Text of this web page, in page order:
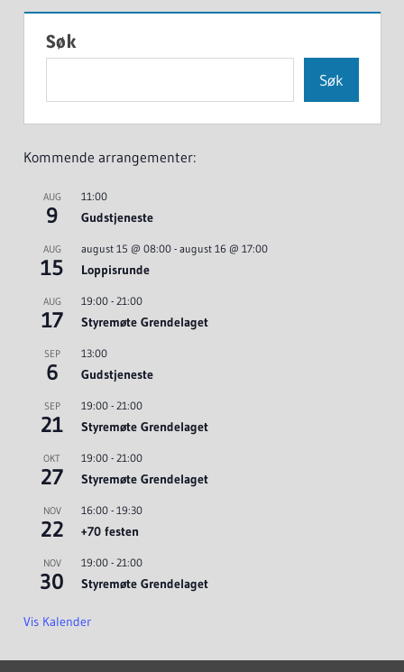
Søk
Søk
Kommende arrangementer:
AUG
9
11:00
Gudstjeneste
AUG
15
august 15 @ 08:00- august 16 @ 17:00
Loppisrunde
AUG
17
19:00- 21:00
Styremøte Grendelaget
SEP
6
13:00
Gudstjeneste
SEP
21
19:00- 21:00
Styremøte Grendelaget
OKT
27
19:00- 21:00
Styremøte Grendelaget
NOV
22
16:00- 19:30
+70 festen
NOV
30
19:00- 21:00
Styremøte Grendelaget
Vis Kalender